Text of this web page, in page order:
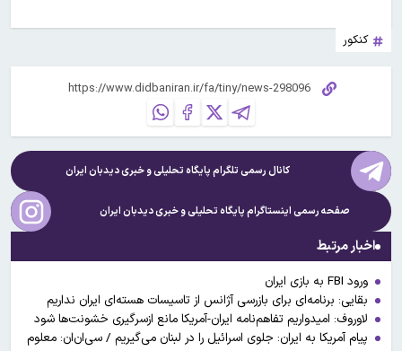
کنکور
کانال رسمی تلگرام پایگاه تحلیلی و خبریدیدبان ایران
صفحه رسمی اینستاگرام پایگاه تحلیلی و خبریدیدبان ایران
اخبار مرتبط
ورود FBI به بازی ایران
بقایی: برنامه‌ای برای بازرسی آژانس از تاسیسات هسته‌ای ایران نداریم
لاوروف: امیدواریم تفاهم‌نامه ایران-آمریکا مانع ازسرگیری خشونت‌ها شود
پیام آمریکا به ایران: جلوی اسرائیل را در لبنان می‌گیریم / سی‌ان‌ان: معلوم